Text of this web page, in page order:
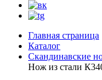
Главная страница
Каталог
Скандинавские
Нож из стали